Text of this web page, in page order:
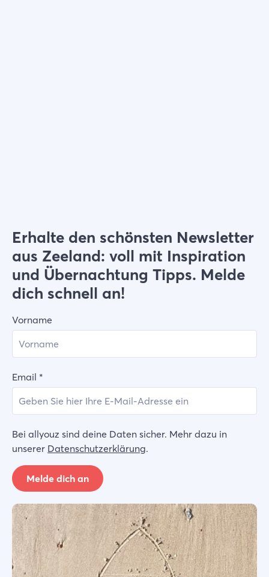
Erhalte den schönsten Newsletter
aus Zeeland: voll mit Inspiration
und Übernachtung Tipps. Melde
dich schnell an!
Vorname
Email *
Bei allyouz sind deine Daten sicher. Mehr dazu in
unserer Datenschutzerklärung.
Melde dich an